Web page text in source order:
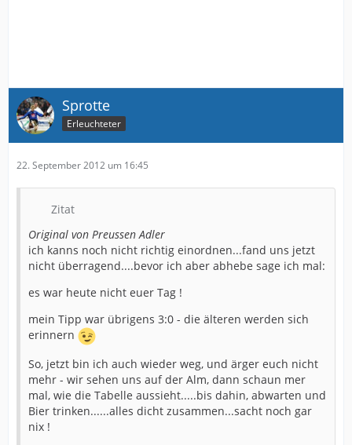
Sprotte
Erleuchteter
22. September 2012 um 16:45
Zitat
Original von Preussen Adler
ich kanns noch nicht richtig einordnen...fand uns jetzt
nicht überragend....bevor ich aber abhebe sage ich mal:
es war heute nicht euer Tag !
mein Tipp war übrigens 3:0 - die älteren werden sich
erinnern
So, jetzt bin ich auch wieder weg, und ärger euch nicht
mehr - wir sehen uns auf der Alm, dann schaun mer
mal, wie die Tabelle aussieht.....bis dahin, abwarten und
Bier trinken......alles dicht zusammen...sacht noch gar
nix !